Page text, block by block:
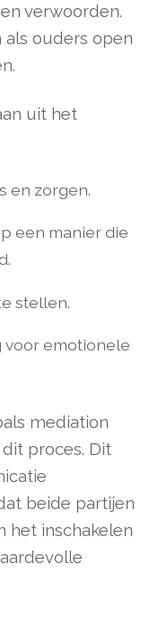
verwoorden.
als ouders open
uit het
en zorgen.
een manier die
stellen.
voor emotionele
mediation
proces. Dit
beide partijen
het inschakelen